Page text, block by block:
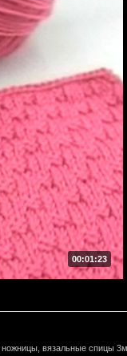
00:01:23
вязальные спицы